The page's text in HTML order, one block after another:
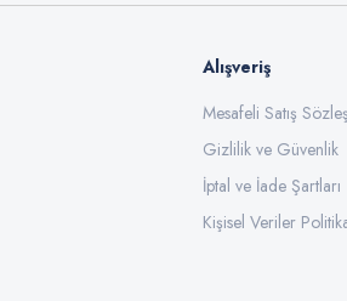
Alışveriş
Mesafeli Satış
Gizlilik ve Güvenlik
İptal ve İade Şartları
Kişisel Veriler